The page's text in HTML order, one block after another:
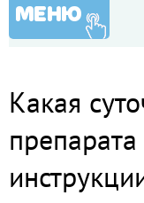
МЕНЮ
Какая